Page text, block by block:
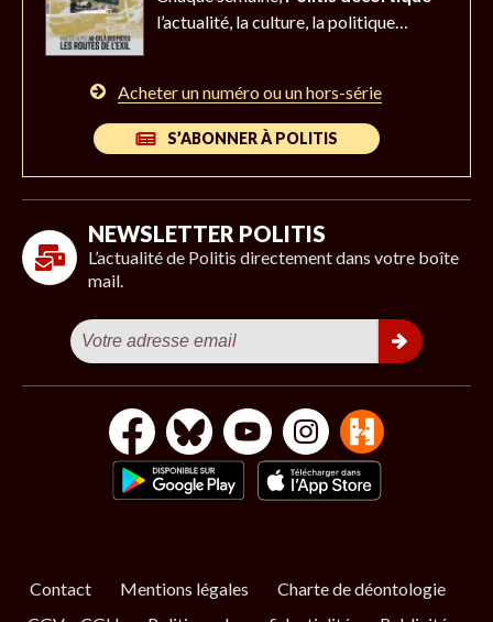
l’actualité, la culture, la politique…
Acheter un numéro ou un hors-série
S’ABONNER À POLITIS
NEWSLETTER POLITIS
L’actualité de Politis directement dans votre boîte
mail.
Contact Mentions légales
Charte de déontologie